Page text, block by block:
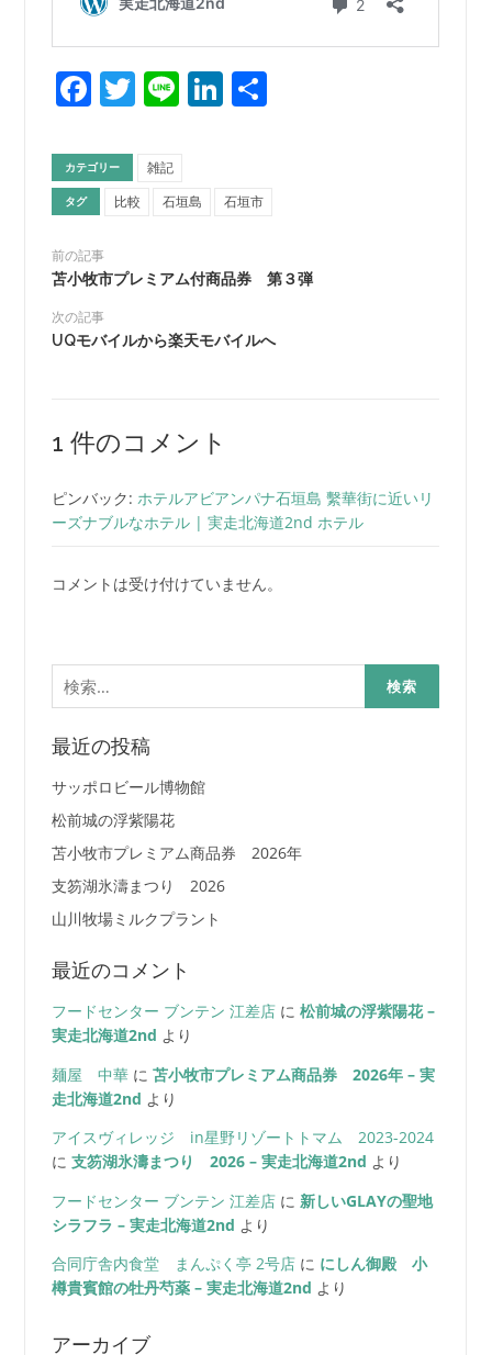
Facebook
Twitter
LineLinkedIn
共
カテゴリー 雑記
タグ 比較 石垣島 石垣市
前の記事
苫小牧市プレミアム付商品券 第３弾
次の記事
UQモバイルから楽天モバイルへ
1 件のコメント
ピンバック: ホテルアビアンパナ石垣島 繫華街に近いリ
ーズナブルなホテル | 実走北海道2nd ホテル
コメントは受け付けていません。
検
索:
最近の投稿
サッポロビール博物館
松前城の浮紫陽花
苫小牧市プレミアム商品券 2026年
支笏湖氷濤まつり 2026
山川牧場ミルクプラント
最近のコメント
フードセンター ブンテン 江差店に 松前城の浮紫陽花 –
実走北海道2nd より
麺屋 中華に 苫小牧市プレミアム商品券 2026年 – 実
走北海道2nd より
アイスヴィレッジ in星野リゾートトマム 2023-2024
に 支笏湖氷濤まつり 2026 – 実走北海道2nd より
フードセンター ブンテン 江差店に 新しいGLAYの聖地
シラフラ – 実走北海道2nd より
合同庁舎内食堂 まんぷく亭 2号店に にしん御殿 小
樽貴賓館の牡丹芍薬 – 実走北海道2nd より
アーカイブ